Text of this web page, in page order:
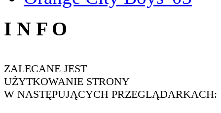
I N F O
ZALECANE JEST
UŻYTKOWANIE STRONY
W NASTĘPUJĄCYCH PRZEGLĄDARKACH: